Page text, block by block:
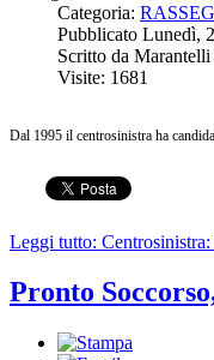
Categoria:
Pubblicato Lunedì,
Scritto da
Visite: 1681
Dal 1995 il centrosinistra ha
Leggi tutto:
Pronto